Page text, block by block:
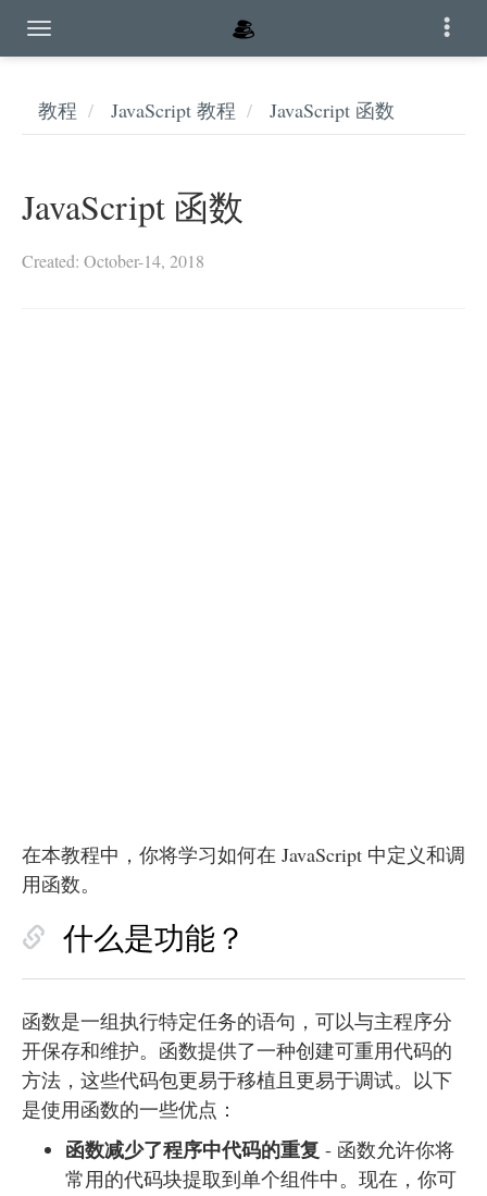
教程 JavaScript 教程 JavaScript 函数
JavaScript 函数
Created: October-14, 2018
在本教程中，你将学习如何在 JavaScript 中定义和调
用函数。
什么是功能？
函数是一组执行特定任务的语句，可以与主程序分
开保存和维护。函数提供了一种创建可重用代码的
方法，这些代码包更易于移植且更易于调试。以下
是使用函数的一些优点：
函数减少了程序中代码的重复 - 函数允许你将
常用的代码块提取到单个组件中。现在，你可